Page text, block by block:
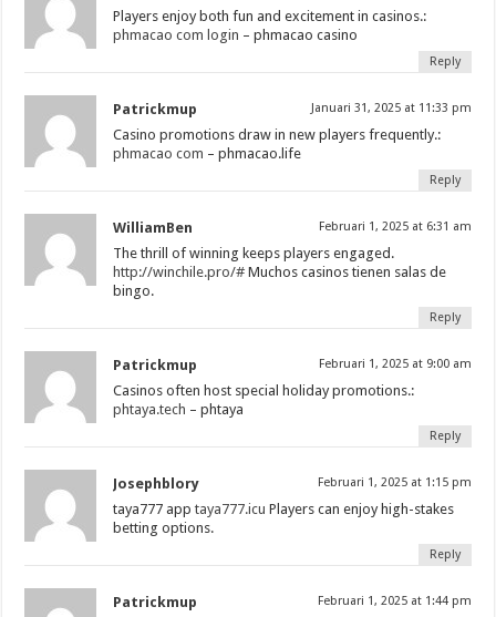
Players enjoy both fun and excitement in casinos.:
phmacao com login – phmacao casino
Reply
Patrickmup Januari 31, 2025 at 11:33 pm
Casino promotions draw in new players frequently.:
phmacao com – phmacao.life
Reply
WilliamBen Februari 1, 2025 at 6:31 am
The thrill of winning keeps players engaged.
http://winchile.pro/# Muchos casinos tienen salas de
bingo.
Reply
Patrickmup Februari 1, 2025 at 9:00 am
Casinos often host special holiday promotions.:
phtaya.tech – phtaya
Reply
Josephblory Februari 1, 2025 at 1:15 pm
taya777 apptaya777.icu Players can enjoy high-stakes
betting options.
Reply
Patrickmup Februari 1, 2025 at 1:44 pm